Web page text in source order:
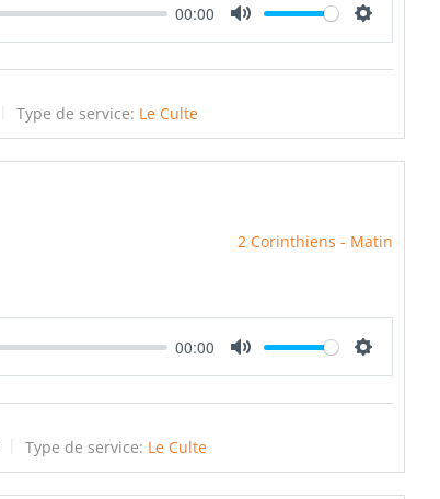
00:00
Mute Settings
Type de service: Le Culte
2 Corinthiens - Matin
00:00
Mute Settings
Type de service: Le Culte